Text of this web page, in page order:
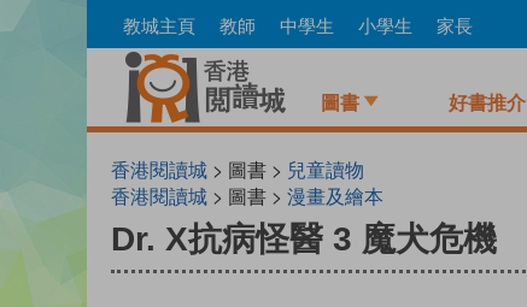
to
教城主頁 教師 中學生 小學生 家長
圖書 好書推介
香港閱讀城 > 圖書 > 兒童讀物
香港閱讀城 > 圖書 > 漫畫及繪本
Dr. X抗病怪醫 3 魔犬危機